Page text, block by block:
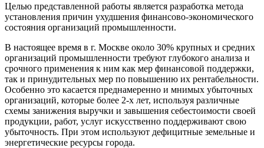
Целью представленной работы является разработка метода
установления причин ухудшения финансово-экономического
состояния организаций промышленности.
В настоящее время в г. Москве около 30% крупных и средних
организаций промышленности требуют глубокого анализа и
срочного применения к ним как мер финансовой поддержки,
так и принудительных мер по повышению их рентабельности.
Особенно это касается преднамеренно и мнимых убыточных
организаций, которые более 2-х лет, используя различные
схемы занижения выручки и завышения себестоимости своей
продукции, работ, услуг искусственно поддерживают свою
убыточность. При этом используют дефицитные земельные и
энергетические ресурсы города.